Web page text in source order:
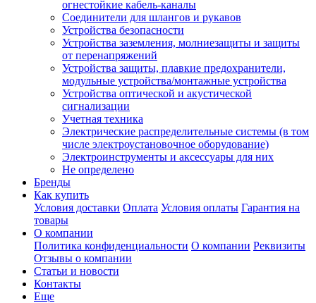
огнестойкие кабель-каналы
Соединители для шлангов и рукавов
Устройства безопасности
Устройства заземления, молниезащиты и защиты
от перенапряжений
Устройства защиты, плавкие предохранители,
модульные устройства/монтажные устройства
Устройства оптической и акустической
сигнализации
Учетная техника
Электрические распределительные системы (в том
числе электроустановочное оборудование)
Электроинструменты и аксессуары для них
Не определено
Бренды
Как купить
Условия доставки Оплата Условия оплаты Гарантия на
товары
О компании
Политика конфиденциальности О компании Реквизиты
Отзывы о компании
Статьи и новости
Контакты
Еще